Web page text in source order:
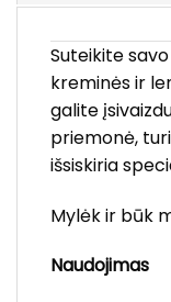
Suteikite
kreminės ir
galite
priemonė,
išsiskiria
Mylėk ir būk
Naudojimas